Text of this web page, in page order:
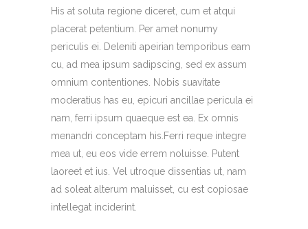
His at soluta regione diceret, cum et atqui
placerat petentium. Per amet nonumy
periculis ei. Deleniti apeirian temporibus eam
cu, ad mea ipsum sadipscing, sed ex assum
omnium contentiones. Nobis suavitate
moderatius has eu, epicuri ancillae pericula ei
nam, ferri ipsum quaeque est ea. Ex omnis
menandri conceptam his.Ferri reque integre
mea ut, eu eos vide errem noluisse. Putent
laoreet et ius. Vel utroque dissentias ut, nam
ad soleat alterum maluisset, cu est copiosae
intellegat inciderint.